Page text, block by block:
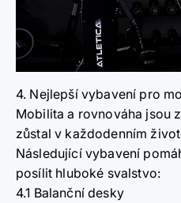
4. Nejlepší vybavení pro
Mobilita a rovnováha jsou
zůstal v každodenním
Následující vybavení
posílit hluboké svalstvo:
4.1 Balanční desky